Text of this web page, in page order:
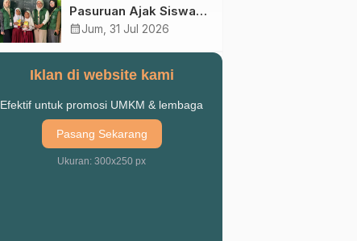
Pasuruan Ajak Siswa
SD Al Maksum
calendar_monthJum, 31 Jul 2026
Iklan di website kami
Efektif untuk promosi UMKM & lembaga
Pasang Sekarang
Ukuran: 300x250 px